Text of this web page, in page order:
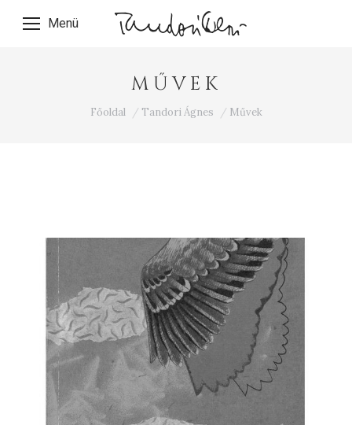
Menü
MŰVEK
Ön itt van:
Főoldal Tandori Ágnes Művek